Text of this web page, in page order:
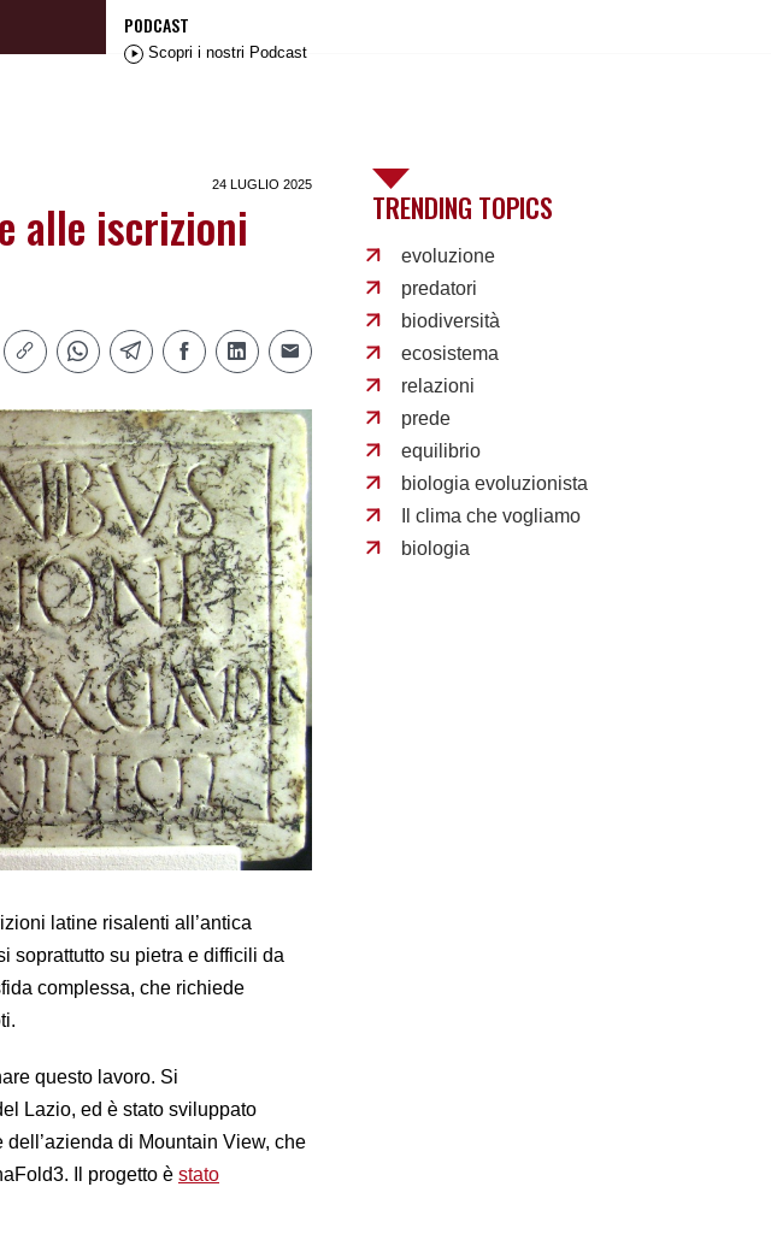
PODCAST
Scopri i nostri Podcast
24 LUGLIO 2025
alle iscrizioni
latine risalenti all’antica
soprattutto su pietra e difficili da
complessa, che richiede
questo lavoro. Si
Lazio, ed è stato sviluppato
di Mountain View, che
Il progetto è stato
TRENDING TOPICS
evoluzione
predatori
biodiversità
ecosistema
relazioni
prede
equilibrio
biologia evoluzionista
Il clima che vogliamo
biologia